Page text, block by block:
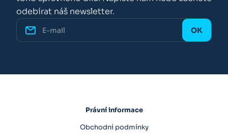
odebírat náš newsletter.
Právní informace
Obchodní podmínky